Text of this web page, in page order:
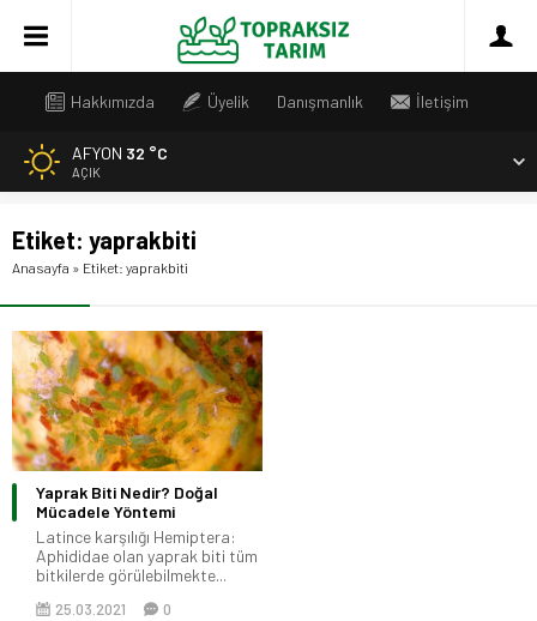
Hakkımızda Üyelik Danışmanlık İletişim
AFYON 32 °C
AÇIK
Etiket: yaprakbiti
Anasayfa » Etiket: yaprakbiti
Yaprak Biti Nedir? Doğal
Mücadele Yöntemi
Latince karşılığı Hemiptera:
Aphididae olan yaprak biti tüm
bitkilerde görülebilmekte...
25.03.2021 0